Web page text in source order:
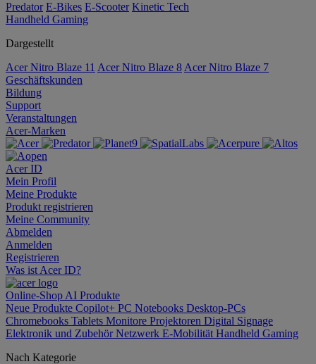
Predator E-Bikes E-Scooter Kinetic Tech
Handheld Gaming
Dargestellt
Acer Nitro Blaze 11 Acer Nitro Blaze 8 Acer Nitro Blaze 7
Geschäftskunden
Bildung
Support
Veranstaltungen
Acer-Marken
Acer ID
Mein Profil
Meine Produkte
Produkt registrieren
Meine Community
Abmelden
Anmelden
Registrieren
Was ist Acer ID?
Online-Shop AI Produkte
Neue Produkte Copilot+ PC Notebooks Desktop-PCs
Chromebooks Tablets Monitore Projektoren Digital Signage
Elektronik und ZubehörNetzwerk E-Mobilität Handheld Gaming
Nach Kategorie